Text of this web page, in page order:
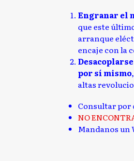
Engranar el
que este
arranque
encaje con la
por sí mismo
altas
Consultar por
NO
Mandanos un